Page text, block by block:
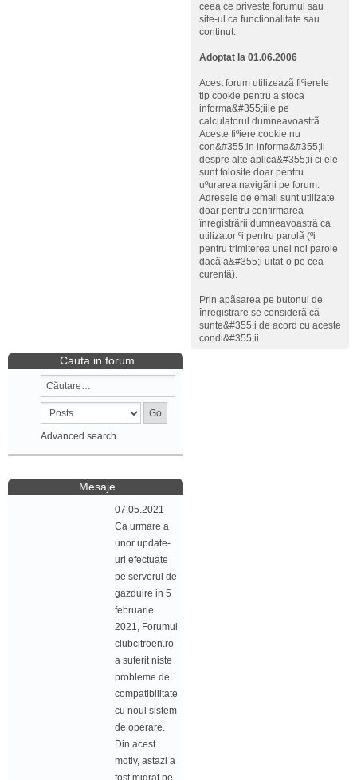
ceea ce priveste forumul sau
site-ul ca functionalitate sau
continut.
Adoptat la 01.06.2006
Acest forum utilizeazã fiºierele
tip cookie pentru a stoca
informa&#355;iile pe
calculatorul dumneavoastrã.
Aceste fiºiere cookie nu
con&#355;in informa&#355;ii
despre alte aplica&#355;ii ci ele
sunt folosite doar pentru
uºurarea navigãrii pe forum.
Adresele de email sunt utilizate
doar pentru confirmarea
înregistrãrii dumneavoastrã ca
utilizator ºi pentru parolã (ºi
pentru trimiterea unei noi parole
dacã a&#355;i uitat-o pe cea
curentã).
Prin apãsarea pe butonul de
înregistrare se considerã cã
sunte&#355;i de acord cu aceste
condi&#355;ii.
Cauta in forum
Advanced search
Mesaje
07.05.2021 -
Ca urmare a
unor update-
uri efectuate
pe serverul de
gazduire in 5
februarie
2021, Forumul
clubcitroen.ro
a suferit niste
probleme de
compatibilitate
cu noul sistem
de operare.
Din acest
motiv, astazi a
fost migrat pe